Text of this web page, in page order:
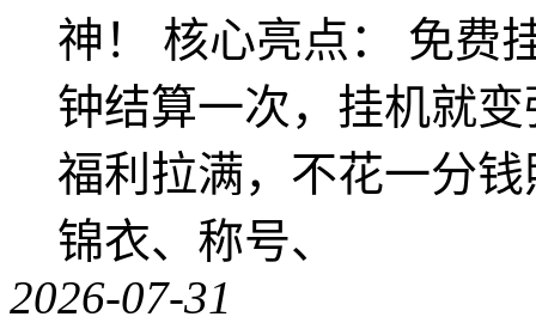
神！ 核心亮点： 免费
钟结算一次，挂机就
福利拉满，不花一分
锦衣、称号、
2026-07-31